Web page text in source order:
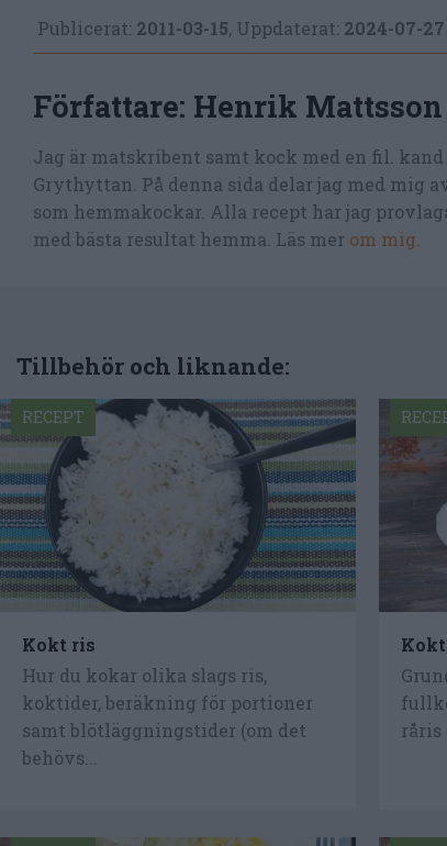
Publicerat: 2011-03-15, Uppdaterat: 2024-07-27
Författare: Henrik Mattsson
Jag är matskribent samt kock med en fil.
Grythyttan. På denna sida delar jag med mig
som hemmakockar. Alla recept har jag
med bästa resultat hemma. Läs mer om mig
Tillbehör och liknande:
Kokt ris
Hur du kokar olika slags ris,
koktider, beräkning för portioner
samt blötläggningstider (om det
behövs...
RECEPT
råris